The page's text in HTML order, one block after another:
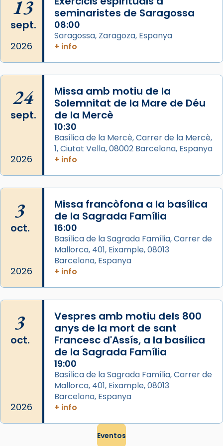
concelebrat el bisbe auxiliar de Barcelona,
Mons. David Abadías.
📸 Dr. G. Simón
Arquebisbat de Barcelona
2 weeks ago
Memòria de les santes Juliana i
Semproniana, verges i màrtirs.
Acompanyant la història de sant Cugat, a
partir de l’Edat Mitjana sorgeix la tradició
que les santes Juliana (“relatiu a Júlia”) i
Semproniana (“relatiu a Semprònia =
eterna”) són deixebles seves. I l’any 1667, el
frare Joan Gaspar Roig, afirma en una obra
que les santes són filles de l’antiga Iluro.
Mataró en reivindicarà les relíq
Foto
13
sept.
2026
seminaristes de Saragossa
08:00
Saragossa, Zaragoza, Espanya
+ info
24
sept.
2026
Missa amb motiu de la
Solemnitat de la Mare de Déu
de la Mercè
10:30
Basílica de la Mercè, Carrer de la Mercè,
1, Ciutat Vella, 08002 Barcelona, Espanya
+ info
3
oct.
2026
Missa francòfona a la basílica
de la Sagrada Família
16:00
Basílica de la Sagrada Família, Carrer de
Mallorca, 401, Eixample, 08013
Barcelona, Espanya
+ info
3
oct.
2026
Vespres amb motiu dels 800
anys de la mort de sant
Francesc d'Assís, a la basílica
de la Sagrada Família
19:00
Basílica de la Sagrada Família, Carrer de
Mallorca, 401, Eixample, 08013
Barcelona, Espanya
+ info
Eventos